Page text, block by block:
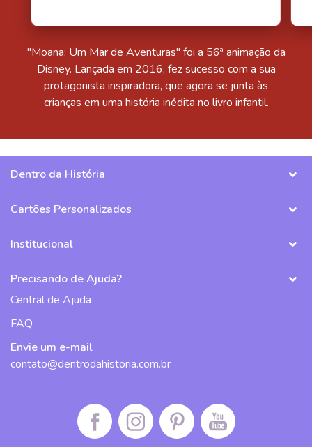
"Moana: Um Mar de Aventuras" foi a 56ª animação da
Disney. Lançada em 2016, fez sucesso com a sua
protagonista inspiradora, que agora se junta às
crianças em uma história inédita no livro infantil.
Dentro da História
Cartões Personalizados
Institucional
Precisando de Ajuda?
Central de Ajuda
FAQ
Envie um e-mail
contato@dentrodahistoria.com.br
Facebook da Dentro da História
Instagram da Dentro da História
Pinterest da Dentro da História
Canal do Youtube da